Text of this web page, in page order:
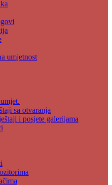
umjetnost
sa otvaranja
i posjete galerijama